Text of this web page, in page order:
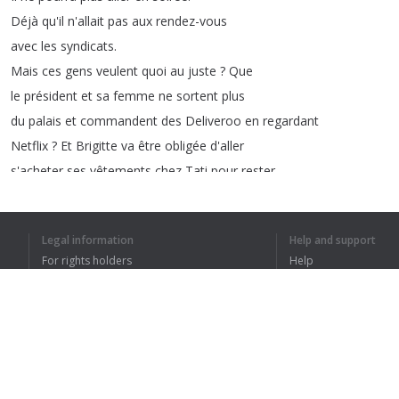
Déjà qu'il n'allait pas aux rendez-vous
avec les syndicats.
Mais ces gens veulent quoi au juste ? Que
le président et sa femme ne sortent plus
du palais et commandent des Deliveroo en regardant
Netflix ? Et Brigitte va être obligée d'aller
s'acheter ses vêtements chez Tati pour rester
Bruno Le Maire,ça fait
près de trois ans,il ne passe jamais à
Legal information
For rights holders
Help and support
Help